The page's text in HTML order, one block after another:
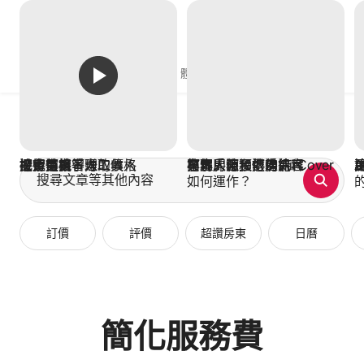
體驗
搜尋文章等其他內容
訂價 評價 超讚房東 日曆
簡化服務費
探索待客管理工具 打理房源，準備待客
接待首批客人 布置房源
檢查價格 與客人相互傳送訊息
把握商機，賺取收入 簡化入住和退房流程
設定具競爭力的價格 了解即時預訂功能
避免退訂
專為房東提供的 AirCover
如何運作？